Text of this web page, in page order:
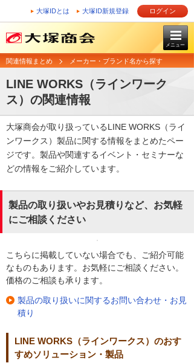
大塚IDとは 大塚ID新規登録 ログイン
メニュー
関連情報まとめ メーカー・ブランド名から探す
LINE WORKS（ラインワーク
ス）の関連情報
大塚商会が取り扱っているLINE WORKS（ライ
ンワークス）製品に関する情報をまとめたペー
ジです。製品や関連するイベント・セミナーな
どの情報をご紹介しています。
製品の取り扱いやお見積りなど、お気軽
にご相談ください
こちらに掲載していない場合でも、ご紹介可能
なものもあります。お気軽にご相談ください。
価格のご相談も承ります。
製品の取り扱いに関するお問い合わせ・お見
積り
LINE WORKS（ラインワークス）のおす
すめソリューション・製品